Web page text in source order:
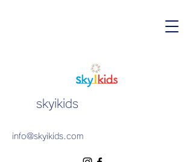
skyikids
info@skyikids.com